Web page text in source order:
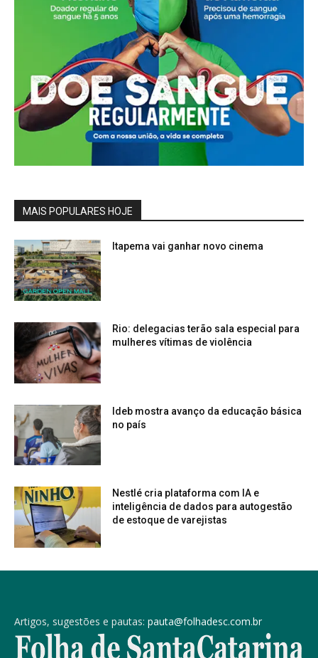
MAIS POPULARES HOJE
Itapema vai ganhar novo cinema
Rio: delegacias terão sala especial para
mulheres vítimas de violência
Ideb mostra avanço da educação básica
no país
Nestlé cria plataforma com IA e
inteligência de dados para autogestão
de estoque de varejistas
Artigos, sugestões e pautas: pauta@folhadesc.com.br